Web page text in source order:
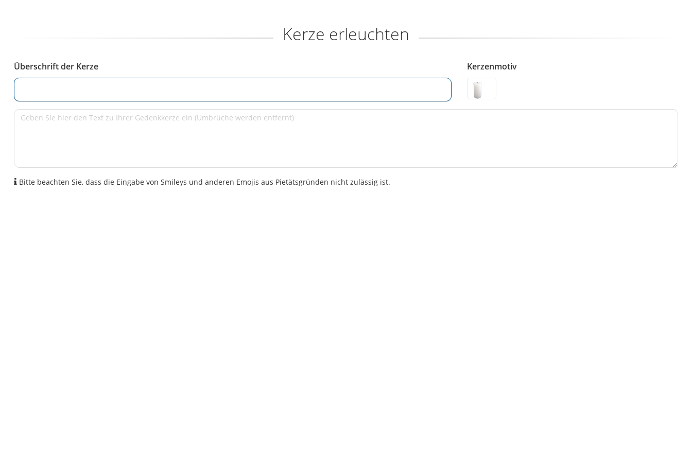
Kerze erleuchten
Überschrift der Kerze Kerzenmotiv
Bitte beachten Sie, dass die Eingabe von Smileys und anderen Emojis aus Pietätsgründen nicht zulässig ist.